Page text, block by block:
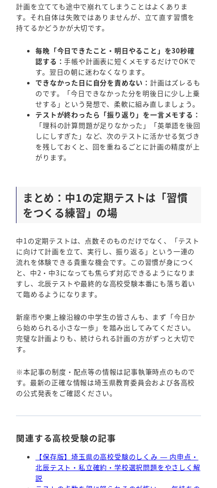
計画を立てても途中で崩れてしまうことはよくありま
す。それ自体は失敗ではありませんが、立て直す習慣を
持てるかどうかが大切です。
毎晩「今日できたこと・明日やること」を30秒確
認する：手帳や計画表に短くメモするだけでOKで
す。翌日の朝に迷わなくなります。
できなかった日に自分を責めない： 計画はズレるも
のです。「今日できなかった分を明後日に少し上乗
せする」という発想で、柔軟に組み直しましょう。
テストが終わったら「振り返り」を一言メモする：
「理科の計算問題が足りなかった」「英単語を後回
しにしすぎた」など、次のテストに活かせる気づき
を残しておくと、回を重ねるごとに計画の精度が上
がります。
まとめ：中1の定期テストは「習慣
をつくる練習」の場
中1の定期テストは、点数そのものだけでなく、「テスト
に向けて計画を立て、実行し、振り返る」という一連の
流れを体験できる貴重な機会です。この習慣が身につく
と、中2・中3になっても焦らず対応できるようになりま
すし、北辰テストや最終的な高校受験本番にも落ち着い
て臨めるようになります。
新座市や東上線沿線の中学生の皆さんも、まず「今日か
ら始められる小さな一歩」を踏み出してみてください。
完璧な計画よりも、続けられる計画の方がずっと大切で
す。
※本記事の制度・配点等の情報は記事執筆時点のもので
す。最新の正確な情報は埼玉県教育委員会および各高校
の公式発表をご確認ください。
関連する高校受験の記事
【保存版】埼玉県の高校受験のしくみ — 内申点・
北辰テスト・私立確約・学校選択問題をやさしく解
説